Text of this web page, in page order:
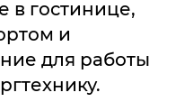
в гостинице,
и
для работы